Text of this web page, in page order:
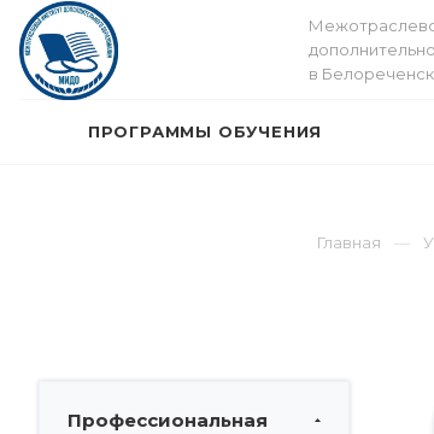
в
ПРОГРАММЫ ОБУЧЕНИЯ
Главная
Профессиональная